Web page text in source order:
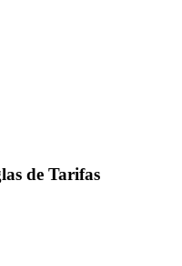
de Tarifas